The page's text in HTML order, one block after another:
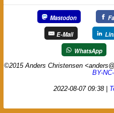
Mastodon
E-Mail
WhatsApp
©2015 Anders Christensen
BY-
2022-08-07 09:38|